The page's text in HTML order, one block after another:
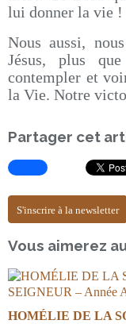
lui donner la vie !
Nous aussi,
Jésus, plus
contempler et
la Vie. Notre
Partager cet
S'inscrire à la newsletter
Vous aimerez
HOMÉLIE DE LA